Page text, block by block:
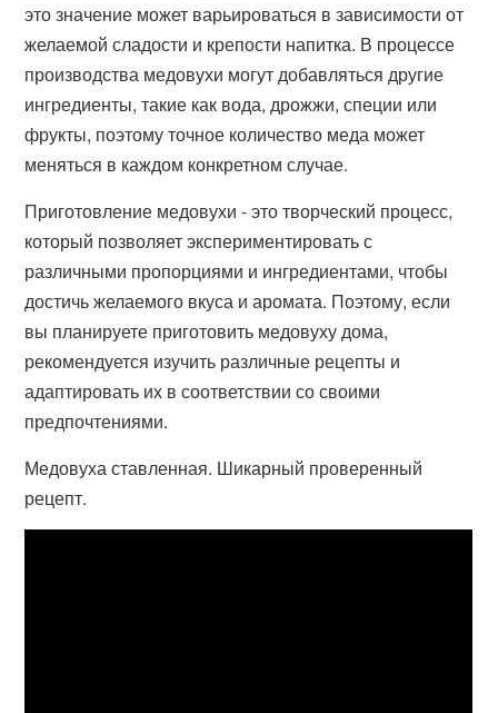
это значение может варьироваться в зависимости от
желаемой сладости и крепости напитка. В процессе
производства медовухи могут добавляться другие
ингредиенты, такие как вода, дрожжи, специи или
фрукты, поэтому точное количество меда может
меняться в каждом конкретном случае.
Приготовление медовухи - это творческий процесс,
который позволяет экспериментировать с
различными пропорциями и ингредиентами, чтобы
достичь желаемого вкуса и аромата. Поэтому, если
вы планируете приготовить медовуху дома,
рекомендуется изучить различные рецепты и
адаптировать их в соответствии со своими
предпочтениями.
Медовуха ставленная. Шикарный проверенный
рецепт.